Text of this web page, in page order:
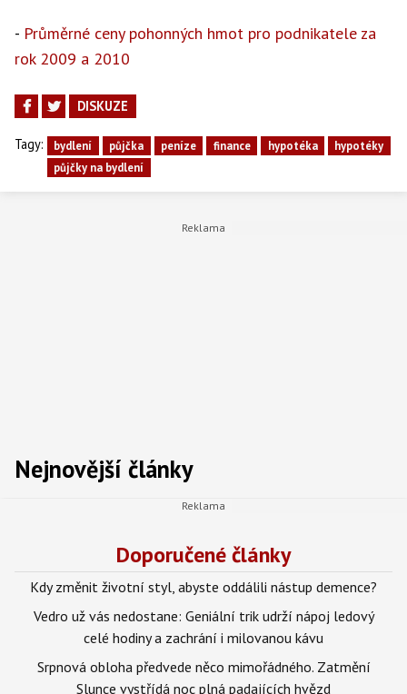
- Průměrné ceny pohonných hmot pro podnikatele za
rok 2009 a 2010
DISKUZE
Tagy: bydlení půjčka peníze finance hypotéka
hypotéky
půjčky na bydlení
Nejnovější články
Doporučené články
Kdy změnit životní styl, abyste oddálili nástup demence?
Vedro už vás nedostane: Geniální trik udrží nápoj ledový
celé hodiny a zachrání i milovanou kávu
Srpnová obloha předvede něco mimořádného. Zatmění
Slunce vystřídá noc plná padajících hvězd